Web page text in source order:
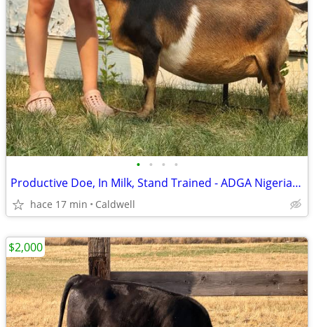
• • • •
Productive Doe, In Milk, Stand Trained - ADGA Nigerian -Polled
hace 17 min Caldwell
$2,000